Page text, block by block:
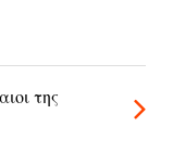
της